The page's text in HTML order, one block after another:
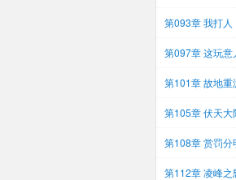
第093章 我打人
第097章 这玩意
第101章 故地重
第105章 伏天大
第108章 赏罚分
第112章 凌峰之